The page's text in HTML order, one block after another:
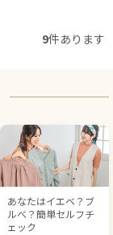
9件あります
あなたはイエベ？ブ
ルべ？簡単セルフチ
ェック